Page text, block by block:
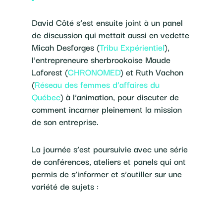
David Côté s’est ensuite joint à un panel
de discussion qui mettait aussi en vedette
Micah Desforges (Tribu Expérientiel),
l’entrepreneure sherbrookoise Maude
Laforest (CHRONOMED) et Ruth Vachon
(Réseau des femmes d’affaires du
Québec) à l’animation, pour discuter de
comment incarner pleinement la mission
de son entreprise.
La journée s’est poursuivie avec une série
de conférences, ateliers et panels qui ont
permis de s’informer et s’outiller sur une
variété de sujets :